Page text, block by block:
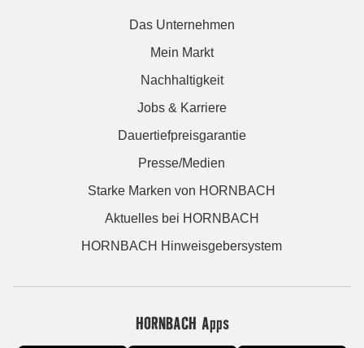
Das Unternehmen
Mein Markt
Nachhaltigkeit
Jobs & Karriere
Dauertiefpreisgarantie
Presse/Medien
Starke Marken von HORNBACH
Aktuelles bei HORNBACH
HORNBACH Hinweisgebersystem
HORNBACH Apps